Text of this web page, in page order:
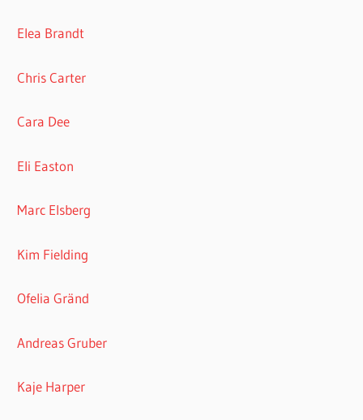
Elea Brandt
Chris Carter
Cara Dee
Eli Easton
Marc Elsberg
Kim Fielding
Ofelia Gränd
Andreas Gruber
Kaje Harper